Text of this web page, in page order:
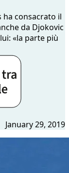
ha consacrato il
da Djokovic
«la parte più
January 29, 2019